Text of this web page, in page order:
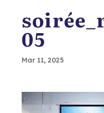
05
Mar 11, 2025